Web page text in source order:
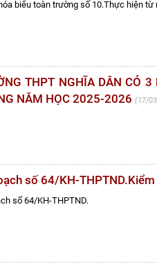
biểu toàn trường số 10.Thực hiện từ
THPT NGHĨA DÂN CÓ
NĂM HỌC 2025-2026
17/
số 64/KH-
số 64/KH-THPTND.